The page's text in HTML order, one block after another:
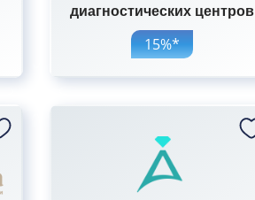
диагностических центров
15%*